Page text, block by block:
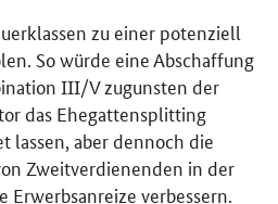
zu einer potenziell
So würde eine Abschaffung
III/V zugunsten der
das Ehegattensplitting
lassen, aber dennoch die
Zweitverdienenden in der
Erwerbsanreize verbessern.